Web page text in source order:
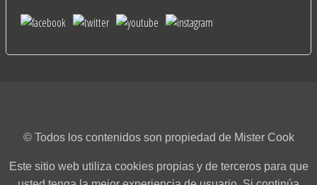
© Todos los contenidos son propiedad de Mister Cook
Este sitio web utiliza cookies propias y de terceros para que